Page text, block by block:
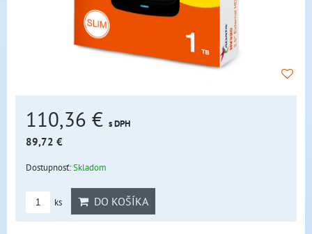
110,36 € s DPH
89,72 €
Dostupnosť:Skladom
ks DO KOŠÍKA